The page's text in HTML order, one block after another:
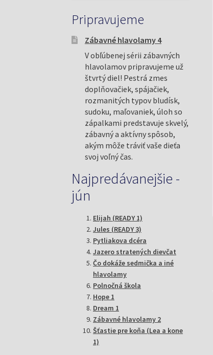
Pripravujeme
Zábavné hlavolamy 4
V obľúbenej sérii zábavných
hlavolamov pripravujeme už
štvrtý diel! Pestrá zmes
doplňovačiek, spájačiek,
rozmanitých typov bludísk,
sudoku, maľovaniek, úloh so
zápalkami predstavuje skvelý,
zábavný a aktívny spôsob,
akým môže tráviť vaše dieťa
svoj voľný čas.
Najpredávanejšie -
jún
Elijah (READY 1)
Jules (READY 3)
Pytliakova dcéra
Jazero stratených dievčat
Čo dokáže sedmička a iné
hlavolamy
Polnočná škola
Hope 1
Dream 1
Zábavné hlavolamy 2
Šťastie pre koňa (Lea a kone
1)